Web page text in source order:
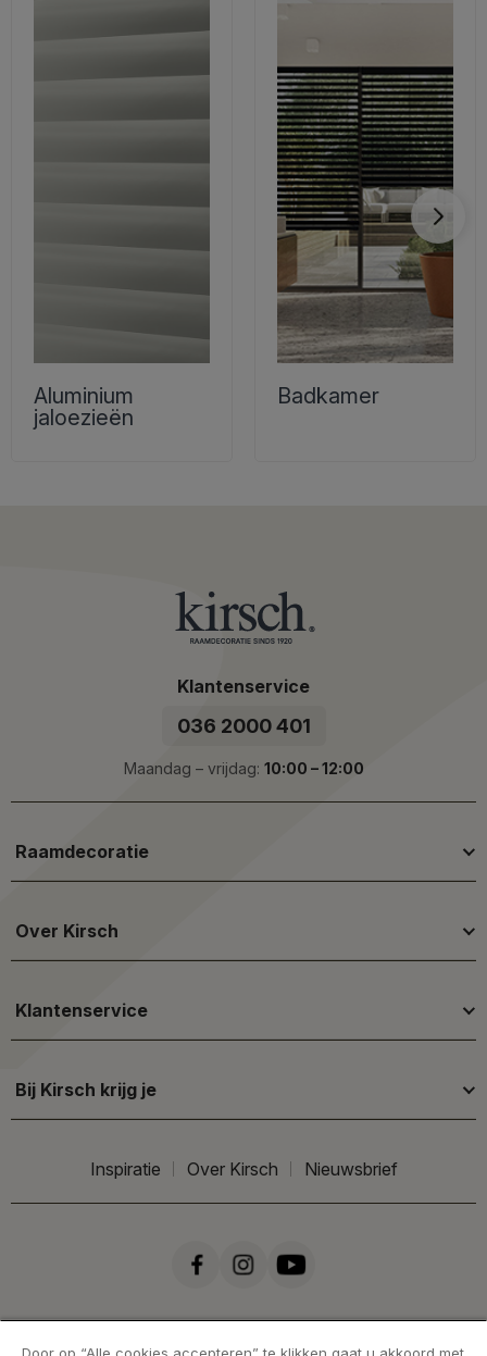
Aluminium
jaloezieën
Badkamer
Klantenservice
036 2000 401
Maandag – vrijdag: 10:00 – 12:00
Raamdecoratie
Over Kirsch
Klantenservice
Bij Kirsch krijg je
Inspiratie Over Kirsch Nieuwsbrief